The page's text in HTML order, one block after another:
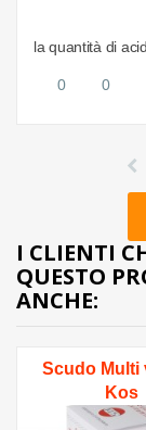
la quantità di
0 0
chevron_left
I CLIENTI
QUESTO
ANCHE:
Scudo Multi
Kos